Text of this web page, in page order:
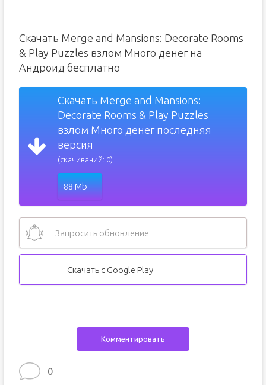
Скачать Merge and Mansions: Decorate Rooms
& Play Puzzles взлом Много денег на
Андроид бесплатно
Скачать Merge and Mansions:
Decorate Rooms & Play Puzzles
взлом Много денег последняя
версия
(скачиваний: 0)
88 Mb
Запросить обновление
Скачать с Google Play
Комментировать
0